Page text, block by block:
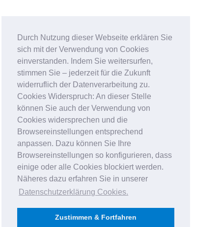
Durch Nutzung dieser Webseite erklären Sie
sich mit der Verwendung von Cookies
einverstanden. Indem Sie weitersurfen,
stimmen Sie – jederzeit für die Zukunft
widerruflich der Datenverarbeitung zu.
Cookies Widerspruch: An dieser Stelle
können Sie auch der Verwendung von
Cookies widersprechen und die
Browsereinstellungen entsprechend
anpassen. Dazu können Sie Ihre
Browsereinstellungen so konfigurieren, dass
einige oder alle Cookies blockiert werden.
Näheres dazu erfahren Sie in unserer
Datenschutzerklärung Cookies.
Zustimmen & Fortfahren